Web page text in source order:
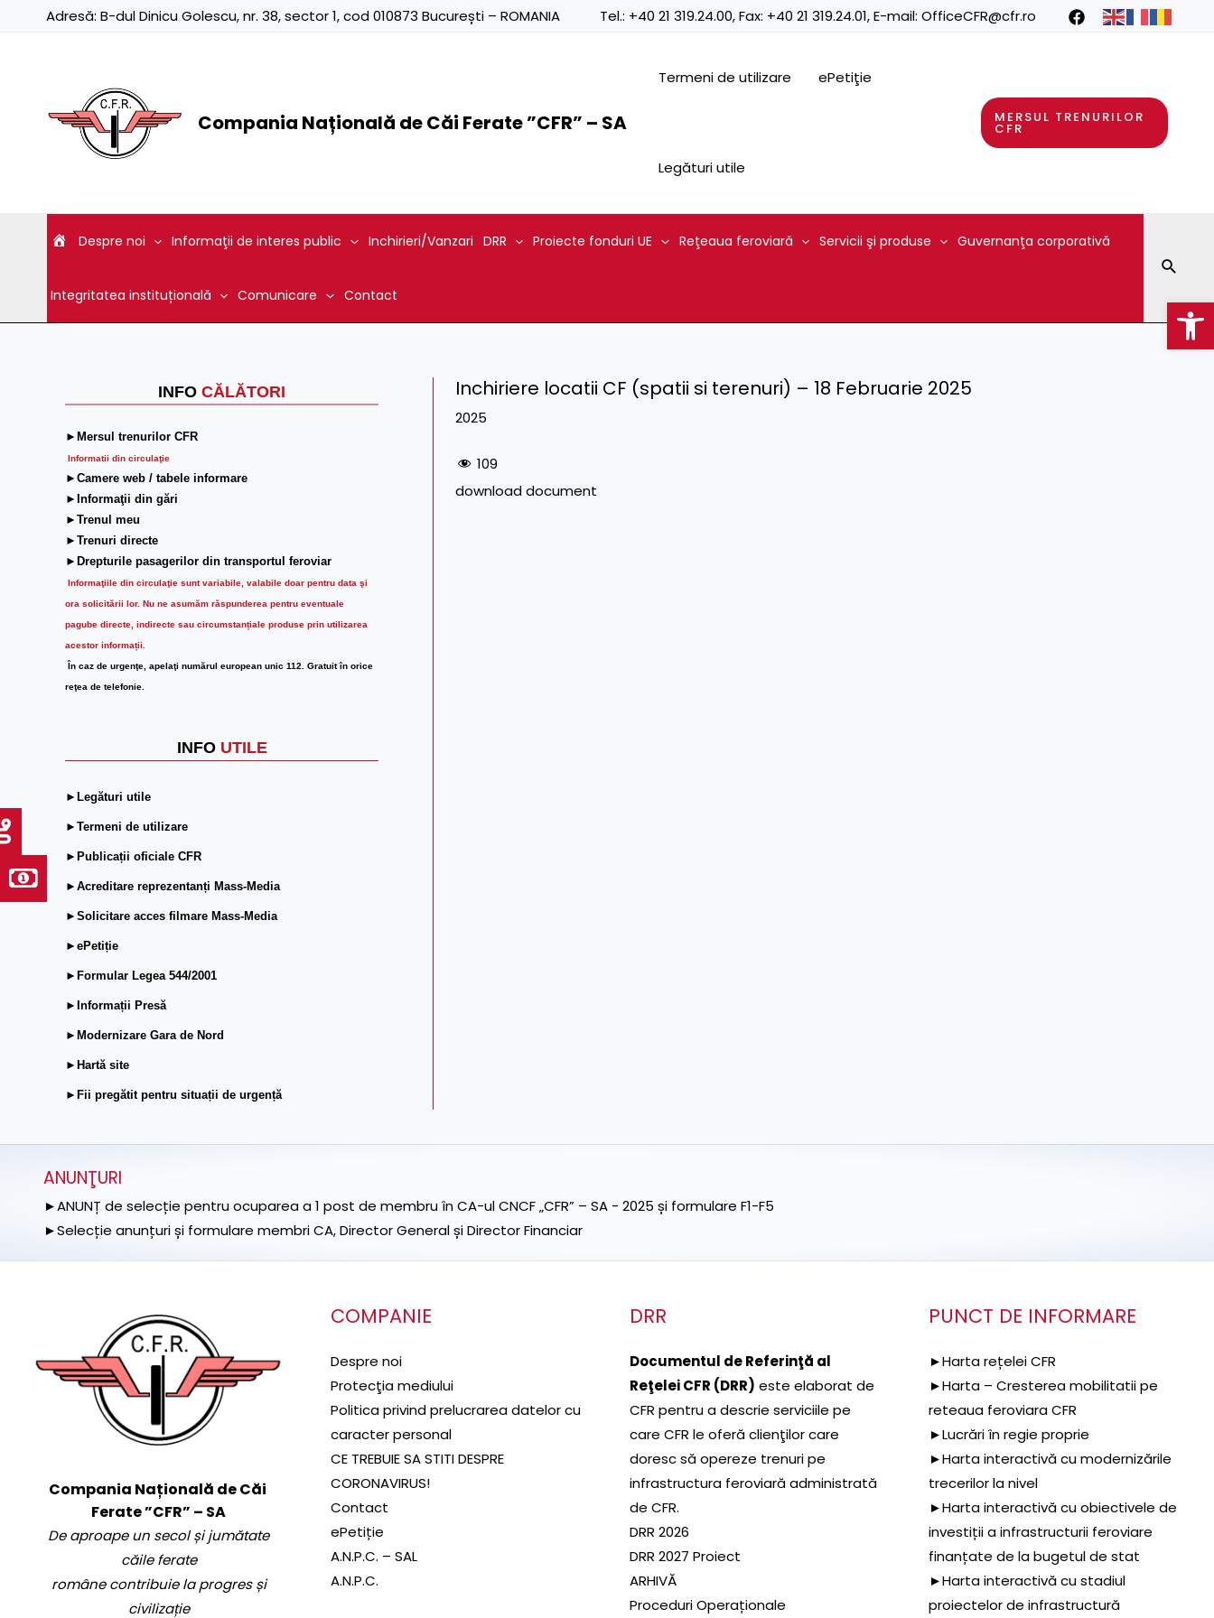
Adresă: B-dul Dinicu Golescu, nr. 38, sector 1, cod 010873 București – ROMANIA Tel.: +40 21 319.24.00, Fax: +40 21 319.24.01, E-mail: OfficeCFR@cfr.ro
Compania Națională de Căi Ferate ”CFR” – SA
Termeni de utilizare ePetiţie
Legături utile
MERSUL TRENURILOR
CFR
Despre noi Informaţii de interes public Inchirieri/Vanzari DRR Proiecte fonduri UE Reţeaua feroviară Servicii şi produse Guvernanţa corporativă
Integritatea instituțională Comunicare Contact
INFO CĂLĂTORI
►Mersul trenurilor CFR
Informatii din circulaţie
►Camere web / tabele informare
►Informaţii din gări
►Trenul meu
►Trenuri directe
►Drepturile pasagerilor din transportul feroviar
Informaţiile din circulaţie sunt variabile, valabile doar pentru data şi
ora solicitării lor. Nu ne asumăm răspunderea pentru eventuale
pagube directe, indirecte sau circumstanțiale produse prin utilizarea
acestor informații.
În caz de urgenţe, apelaţi numărul european unic 112. Gratuit în orice
reţea de telefonie.
INFO UTILE
►Legături utile
►Termeni de utilizare
►Publicații oficiale CFR
►Acreditare reprezentanți Mass-Media
►Solicitare acces filmare Mass-Media
►ePetiție
►Formular Legea 544/2001
►Informații Presă
►Modernizare Gara de Nord
►Hartă site
►Fii pregătit pentru situații de urgență
Inchiriere locatii CF (spatii si terenuri) – 18 Februarie 2025
2025
109
download document
ANUNŢURI
►ANUNȚ de selecție pentru ocuparea a 1 post de membru în CA-ul CNCF „CFR” – SA - 2025 și formulare F1-F5
►Selecție anunțuri și formulare membri CA, Director General și Director Financiar
Compania Națională de Căi
Ferate ”CFR” – SA
De aproape un secol și jumătate
căile ferate
române contribuie la progres și
civilizație
COMPANIE
Despre noi
Protecţia mediului
Politica privind prelucrarea datelor cu
caracter personal
CE TREBUIE SA STITI DESPRE
CORONAVIRUS!
Contact
ePetiție
A.N.P.C. – SAL
A.N.P.C.
DRR
Documentul de Referinţă al
Reţelei CFR (DRR) este elaborat de
CFR pentru a descrie serviciile pe
care CFR le oferă clienţilor care
doresc să opereze trenuri pe
infrastructura feroviară administrată
de CFR.
DRR 2026
DRR 2027 Proiect
ARHIVĂ
Proceduri Operaționale
PUNCT DE INFORMARE
►Harta rețelei CFR
►Harta – Cresterea mobilitatii pe
reteaua feroviara CFR
►Lucrări în regie proprie
►Harta interactivă cu modernizările
trecerilor la nivel
►Harta interactivă cu obiectivele de
investiții a infrastructurii feroviare
finanțate de la bugetul de stat
►Harta interactivă cu stadiul
proiectelor de infrastructură